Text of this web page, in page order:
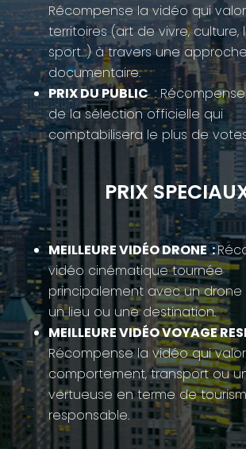
Récompense la vidéo qui
territoires (art de vivre, culture,
sport…) à travers une approche
documentaire.
PRIX DU PUBLIC:
de la sélection officielle qui
comptabilisera le plus de
PRIX
MEILLEURE VIDÉO DRONE :
vidéo cinématique tournée
principalement avec un drone
un lieu ou une destination.
MEILLEURE VIDÉO VOYAGE
Récompense la vidéo qui
comportement, transport ou
vertueuse en terme de
responsable.